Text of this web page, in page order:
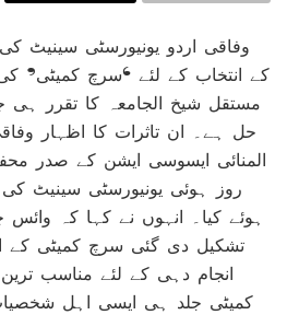
وفاقی اردو یونیورسٹی سینیٹ
کے انتخاب کے لئے ‘سرچ کمیٹی’
مستقل شیخ الجامعہ کا تقرر ہی
حل ہے۔ ان تاثرات کا اظہار
المنائی ایسوسی ایشن کے صدر
روز ہوئی یونیورسٹی سینیٹ کی
ہوئے کیا۔ انہوں نے کہا کہ وائس
تشکیل دی گئی سرچ کمیٹی کے
انجام دہی کے لئے مناسب
کمیٹی جلد ہی ایسی اہل